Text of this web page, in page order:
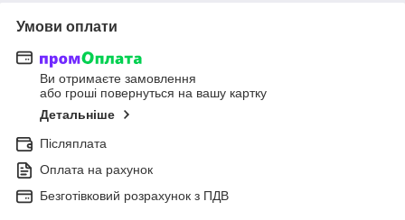
Умови оплати
Ви отримаєте замовлення
або гроші повернуться на вашу картку
Детальніше
Післяплата
Оплата на рахунок
Безготівковий розрахунок з ПДВ